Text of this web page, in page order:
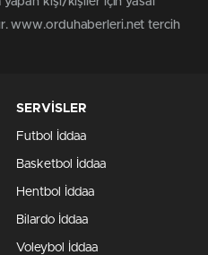
www.orduhaberleri.net tercih
SERVİSLER
Futbol İddaa
Basketbol İddaa
Hentbol İddaa
Bilardo İddaa
Voleybol İddaa